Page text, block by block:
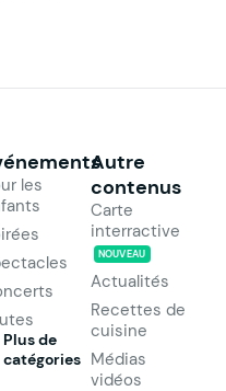
les
Plus de
catégories
Autre
contenus
Carte
interractive
NOUVEAU
Actualités
Recettes de
cuisine
Médias
vidéos